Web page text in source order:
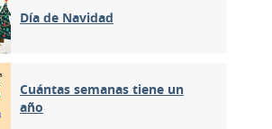
Día de Navidad
Cuántas semanas tiene un
año